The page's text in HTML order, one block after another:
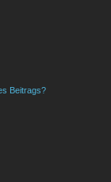
Beitrags?